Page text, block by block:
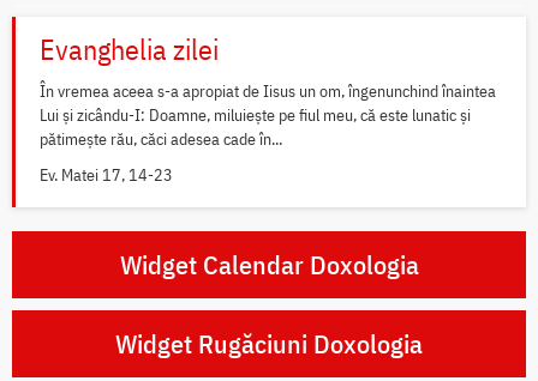
Evanghelia zilei
În vremea aceea s-a apropiat de Iisus un om, îngenunchind înaintea
Lui și zicându-I: Doamne, miluiește pe fiul meu, că este lunatic și
pătimește rău, căci adesea cade în...
Ev. Matei 17, 14-23
Widget Calendar Doxologia
Widget Rugăciuni Doxologia